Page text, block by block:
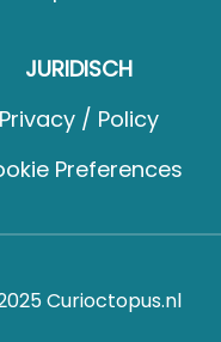
JURIDISCH
Privacy / Policy
Preferences
Curioctopus.nl